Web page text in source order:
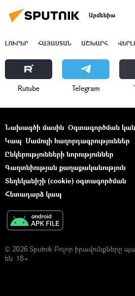
Արմենիա
ԼՈՒՐԵՐ ՀԱՅԱՍՏԱՆ ԱՇԽԱՐՀ
Rutube Telegram
Նախագծի մասին Օգտագործման
Կապ Մամուլի հաղորդագրություններ
Ընկերությունների նորություններ
Գաղտնիության քաղաքականություն
Տեղեկանիշի (cookie) օգտագործման
Հետադարձ կապ
© 2026 Sputnik Բոլոր իրավունքները
են. 18+